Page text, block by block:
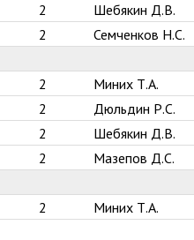
2
Шебякин Д.В.
2 Семченков Н.С.
2
Миних Т.А.
2
Дюльдин Р.С.
2
Шебякин Д.В.
2 Мазепов Д.С.
2 Миних Т.А.